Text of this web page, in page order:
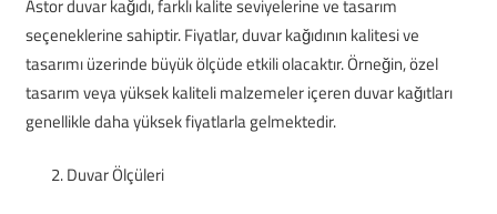
Astor duvar kağıdı, farklı kalite seviyelerine ve tasarım
seçeneklerine sahiptir. Fiyatlar, duvar kağıdının kalitesi ve
tasarımı üzerinde büyük ölçüde etkili olacaktır. Örneğin, özel
tasarım veya yüksek kaliteli malzemeler içeren duvar kağıtları
genellikle daha yüksek fiyatlarla gelmektedir.
Duvar Ölçüleri